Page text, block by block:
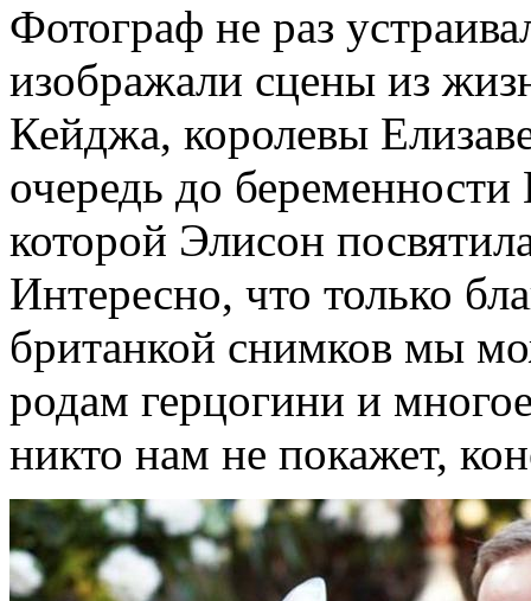
Фотограф не раз
изображали сцены из
Кейджа, королевы
очередь до
которой Элисон
Интересно, что только
британкой снимков мы
родам герцогини и
никто нам не покажет,